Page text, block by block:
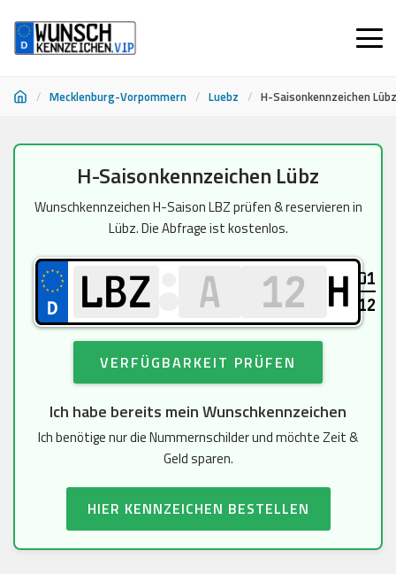
/ Mecklenburg-Vorpommern / Luebz / H-Saisonkennzeichen Lübz
springen
H-Saisonkennzeichen Lübz
Wunschkennzeichen H-Saison LBZ prüfen & reservieren in
Lübz. Die Abfrage ist kostenlos.
H
01
12
VERFÜGBARKEIT PRÜFEN
Ich habe bereits mein Wunschkennzeichen
Ich benötige nur die Nummernschilder und möchte Zeit &
Geld sparen.
HIER KENNZEICHEN BESTELLEN